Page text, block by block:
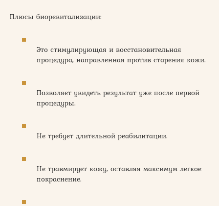
Плюсы биоревитализации:
Это стимулирующая и восстановительная
процедура, направленная против старения кожи.
Позволяет увидеть результат уже после первой
процедуры.
Не требует длительной реабилитации.
Не травмирует кожу, оставляя максимум легкое
покраснение.